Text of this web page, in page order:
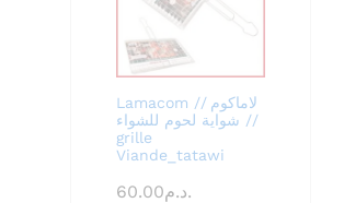
Lamacom لاماكوم //
شواية لحوم للشواء //
grille
Viande_tatawi
60.00 د.م.